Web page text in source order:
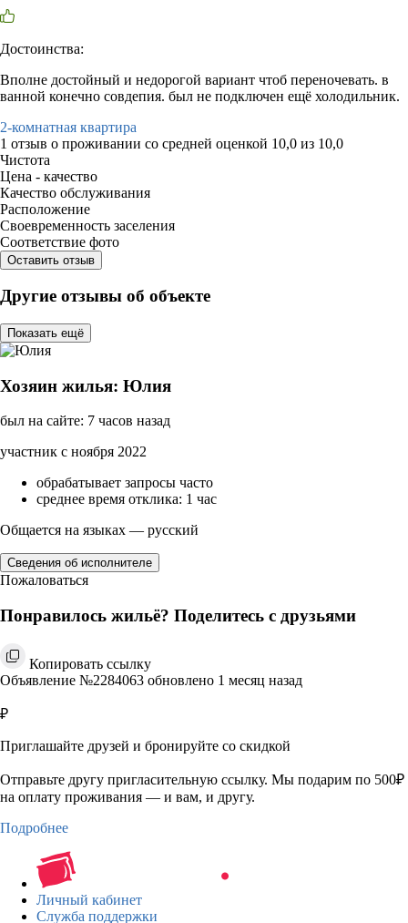
Достоинства:
Вполне достойный и недорогой вариант чтоб переночевать. в
ванной конечно совдепия. был не подключен ещё холодильник.
2-комнатная квартира
1 отзыв о проживании со средней оценкой 10,0 из 10,0
Чистота
Цена - качество
Качество обслуживания
Расположение
Своевременность заселения
Соответствие фото
Оставить отзыв
Другие отзывы об объекте
Показать ещё
Хозяин жилья: Юлия
был на сайте: 7 часов назад
участник с ноября 2022
обрабатывает запросы часто
среднее время отклика: 1 час
Общается на языках — русский
Сведения об исполнителе
Пожаловаться
Понравилось жильё? Поделитесь с друзьями
Копировать ссылку
Объявление №2284063 обновлено 1 месяц назад
₽
Приглашайте друзей и бронируйте со скидкой
Отправьте другу пригласительную ссылку. Мы подарим по 500₽
на оплату проживания — и вам, и другу.
Подробнее
Личный кабинет
Служба поддержки